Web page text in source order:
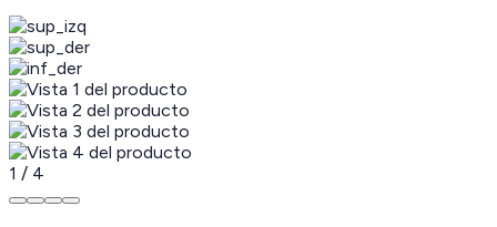
1 / 4